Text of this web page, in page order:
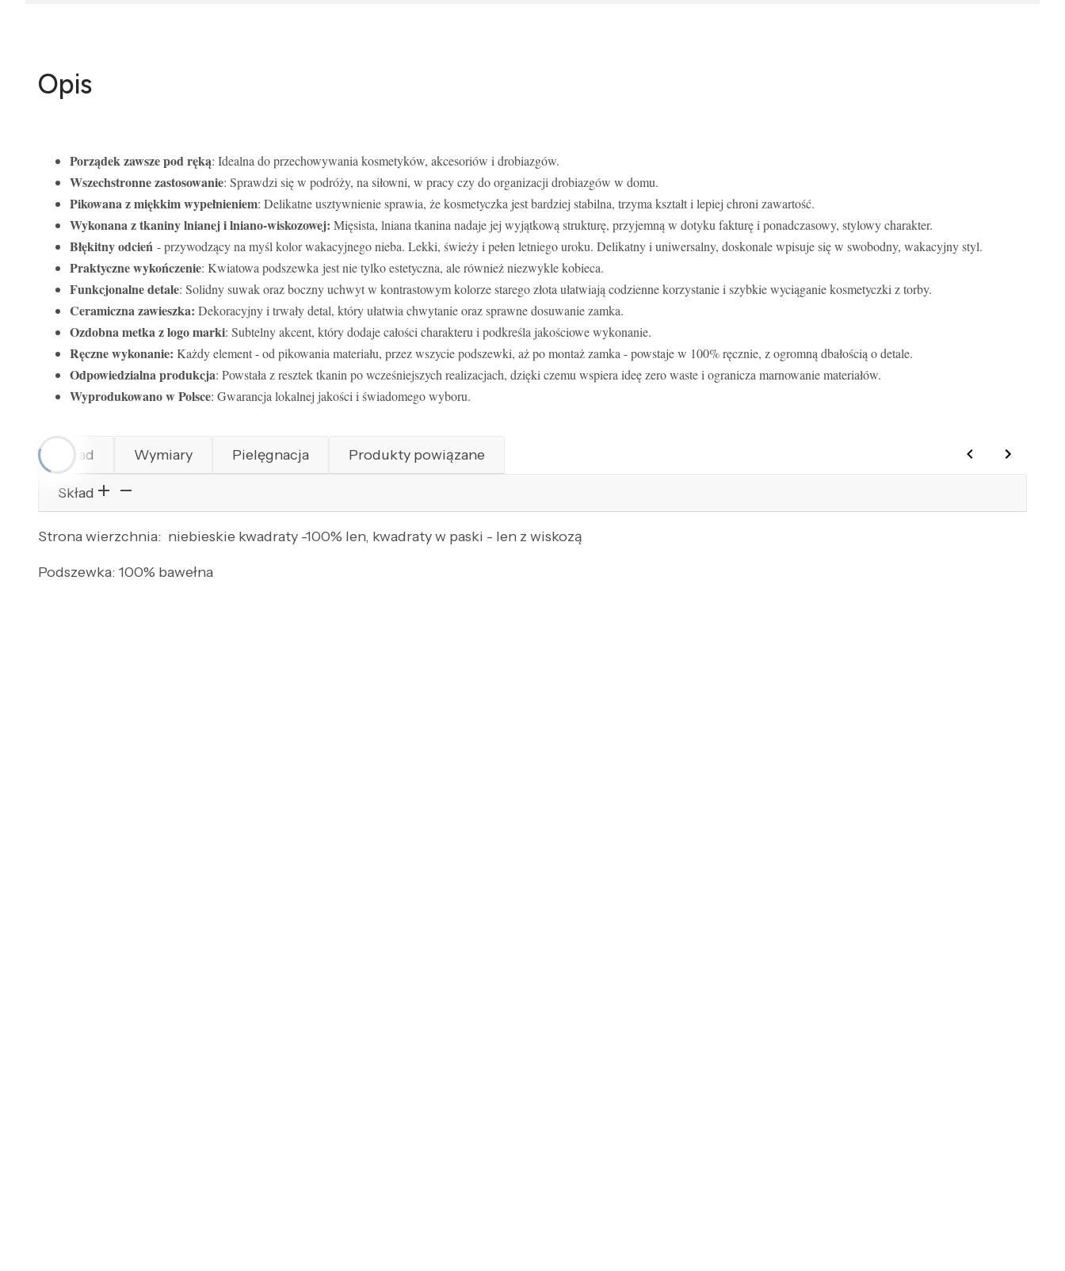
Opis
Porządek zawsze pod ręką: Idealna do przechowywania kosmetyków, akcesoriów i drobiazgów.
Wszechstronne zastosowanie: Sprawdzi się w podróży, na siłowni, w pracy czy do organizacji drobiazgów w domu.
Pikowana z miękkim wypełnieniem: Delikatne usztywnienie sprawia, że kosmetyczka jest bardziej stabilna, trzyma kształt i lepiej chroni zawartość.
Wykonana z tkaniny lnianej i lniano-wiskozowej: Mięsista, lniana tkanina nadaje jej wyjątkową strukturę, przyjemną w dotyku fakturę i ponadczasowy, stylowy charakter.
Błękitny odcień - przywodzący na myśl kolor wakacyjnego nieba. Lekki, świeży i pełen letniego uroku. Delikatny i uniwersalny, doskonale wpisuje się w swobodny, wakacyjny styl.
Praktyczne wykończenie: Kwiatowa podszewka jest nie tylko estetyczna, ale również niezwykle kobieca.
Funkcjonalne detale: Solidny suwak oraz boczny uchwyt w kontrastowym kolorze starego złota ułatwiają codzienne korzystanie i szybkie wyciąganie kosmetyczki z torby.
Ceramiczna zawieszka: Dekoracyjny i trwały detal, który ułatwia chwytanie oraz sprawne dosuwanie zamka.
Ozdobna metka z logo marki: Subtelny akcent, który dodaje całości charakteru i podkreśla jakościowe wykonanie.
Ręczne wykonanie: Każdy element - od pikowania materiału, przez wszycie podszewki, aż po montaż zamka - powstaje w 100% ręcznie, z ogromną dbałością o detale.
Odpowiedzialna produkcja: Powstała z resztek tkanin po wcześniejszych realizacjach, dzięki czemu wspiera ideę zero waste i ogranicza marnowanie materiałów.
Wyprodukowano w Polsce: Gwarancja lokalnej jakości i świadomego wyboru.
Skład Wymiary Pielęgnacja Produkty powiązane
Skład
Strona wierzchnia: niebieskie kwadraty -100% len, kwadraty w paski - len z wiskozą
Podszewka: 100% bawełna